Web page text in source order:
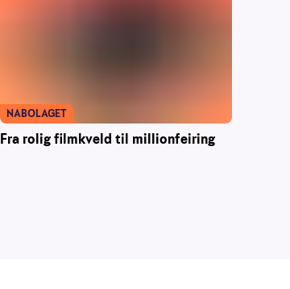
Fra rolig filmkveld til millionfeiring
NABOLAGET